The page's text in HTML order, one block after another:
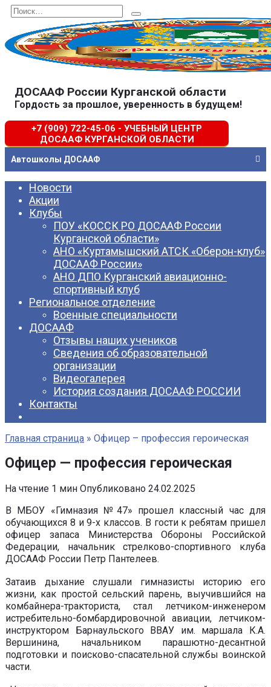
Перейти
содержанию
Search
for:
ДОСААФ России Курганской области
Гордость за прошлое, уверенность в будущем!
+7 (909) 722-45-06 - УЧЕБНЫЙ ЦЕНТР
ДОСААФ КУРГАНСКОЙ ОБЛАСТИ
Автошколы ДОСААФ
Новости
Акции
Клубы
ПОУ «КОССК РО ДОСААФ России
Курганской области»
АНО «Куртамышский АТСК «Оберон-клуб»
ДОСААФ России»
АНО ДПО Курганский авиационно-
спортивный клуб
Региональное отделение
Военные специальности
ДОСААФ
Отзывы наших учеников
Сведения об образовательной
организации
Видеогалерея
История создания ДОСААФ РОССИИ
Контакты
Главная страница » Офицер – профессия героическая
Офицер — профессия героическая
На чтение 1 мин Опубликовано 24.02.2025
В МБОУ «Гимназия №47» прошел классный час для
обучающихся 8 и 9-х классов. В гости к ребятам пришел
офицер запаса Министерства Обороны Российской
Федерации, начальник стрелково-спортивного клуба
ДОСААФ России Петр Пантелеев.
Затаив дыхание слушали гимназисты историю его
жизни, как простой сельский парень, выучившийся на
комбайнера-тракториста, стал летчиком-инженером
истребительно-бомбардировочной авиации, летчиком-
инструктором Барнаульского ВВАУ им. маршала К.А.
Вершинина, начальником парашютно-десантной
подготовки и поисково-спасательной службы воинской
части.